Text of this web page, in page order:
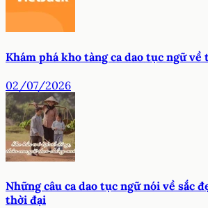
Khám phá kho tàng ca dao tục ngữ
02/07/2026
Những câu ca dao tục ngữ nói về sắc
thời đại